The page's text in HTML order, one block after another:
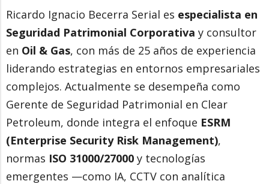
Ricardo Ignacio Becerra Serial es especialista en
Seguridad Patrimonial Corporativa y consultor
en Oil & Gas, con más de 25 años de experiencia
liderando estrategias en entornos empresariales
complejos. Actualmente se desempeña como
Gerente de Seguridad Patrimonial en Clear
Petroleum, donde integra el enfoque ESRM
(Enterprise Security Risk Management),
normas ISO 31000/27000 y tecnologías
emergentes —como IA, CCTV con analítica